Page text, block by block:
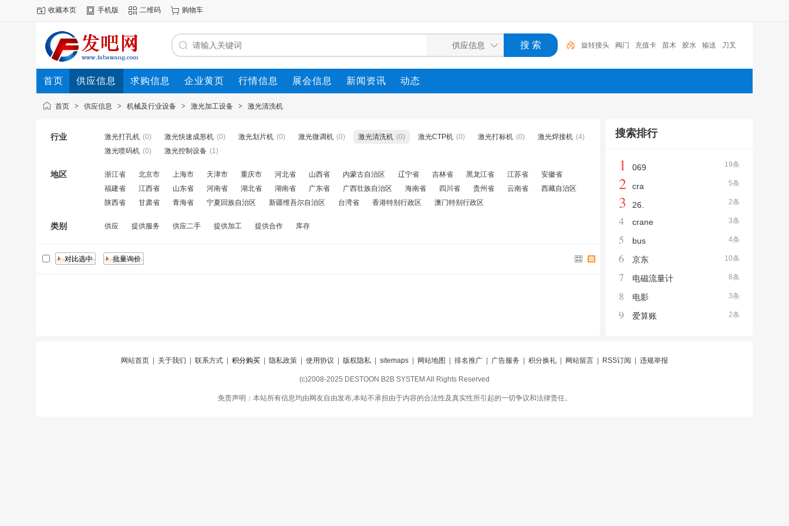
收藏本页 手机版 二维码 购物车
旋转接头 阀门 充值卡 苗木 胶水 输送 刀叉
胶带 隐形防护网 润滑油
首页 供应信息 求购信息 企业黄页 行情信息 展会信息 新闻资讯 动态
首页 > 供应信息 > 机械及行业设备 > 激光加工设备 > 激光清洗机
行业 激光打孔机 (0) 激光快速成形机 (0) 激光划片机 (0) 激光微调机 (0) 激光清洗机 (0) 激光CTP机 (0) 激光打标机 (0) 激光焊接机 (4)
激光喷码机 (0) 激光控制设备 (1)
地区 浙江省 北京市 上海市 天津市 重庆市 河北省 山西省 内蒙古自治区 辽宁省 吉林省 黑龙江省 江苏省
安徽省
福建省
江西省 山东省 河南省 湖北省 湖南省 广东省 广西壮族自治区 海南省 四川省 贵州省 云南省
西藏自治区
陕西省
甘肃省 青海省 宁夏回族自治区 新疆维吾尔自治区 台湾省 香港特别行政区 澳门特别行政区
类别 供应 提供服务 供应二手 提供加工 提供合作 库存
搜索排行
19条
1 069
5条
2 cra
2条
3 26.
3条
4 crane
4条
5 bus
10条
6 京东
8条
7 电磁流量计
3条
8 电影
2条
9 爱算账
网站首页 关于我们 联系方式 积分购买 隐私政策 使用协议 版权隐私 sitemaps 网站地图 排名推广 广告服务 积分换礼 网站留言 RSS订阅 违规举报
(c)2008-2025 DESTOON B2B SYSTEM All Rights Reserved
免责声明：本站所有信息均由网友自由发布,本站不承担由于内容的合法性及真实性所引起的一切争议和法律责任。